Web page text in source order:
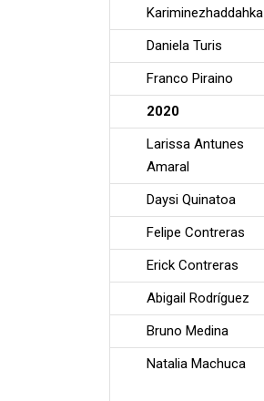
Kariminezhaddahka
Daniela Turis
Franco Piraino
2020
Larissa Antunes
Amaral
Daysi Quinatoa
Felipe Contreras
Erick Contreras
Abigail Rodríguez
Bruno Medina
Natalia Machuca